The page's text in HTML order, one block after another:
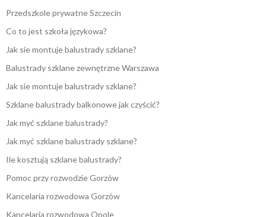
Przedszkole prywatne Szczecin
Co to jest szkoła językowa?
Jak sie montuje balustrady szklane?
Balustrady szklane zewnętrzne Warszawa
Jak sie montuje balustrady szklane?
Szklane balustrady balkonowe jak czyścić?
Jak myć szklane balustrady?
Jak myć szklane balustrady szklane?
Ile kosztują szklane balustrady?
Pomoc przy rozwodzie Gorzów
Kancelaria rozwodowa Gorzów
Kancelaria rozwodowa Opole